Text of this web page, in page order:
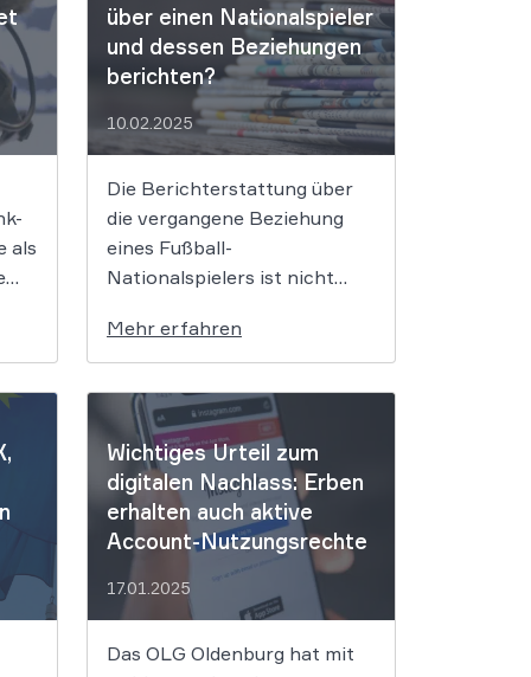
dem Fotografierten einen
Streich. Es muss nicht immer
das ganz große […]
als
über einen Nationalspieler
und dessen Beziehungen
berichten?
10.02.2025
Die Berichterstattung über
die vergangene Beziehung
eines Fußball-
Nationalspielers ist nicht
des Fußballers über seine
gegenwärtige Beziehung
rechtmäßig. Das OLG
Frankfurt am Main wies
einem Verlag und seinen
Autoren die Schranken auf.
Wieviel darf die Presse über
einen Nationalspieler und
berichten und wie viel darf […]
Mehr erfahren
Wichtiges Urteil zum
digitalen Nachlass: Erben
erhalten auch aktive
Account-Nutzungsrechte
17.01.2025
Das OLG Oldenburg hat mit